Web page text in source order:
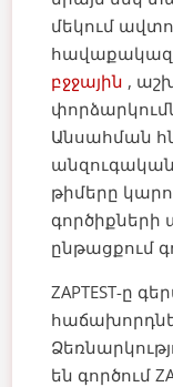
մեկում
հավաքակազմ
բջջային ,
Անսահման
թիմերը
գործիքների
ընթացքում
ZAPTEST-ը
են գործում